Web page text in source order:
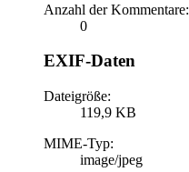
Anzahl der Kommentare:
0
EXIF-Daten
Dateigröße:
119,9 KB
MIME-Typ:
image/jpeg